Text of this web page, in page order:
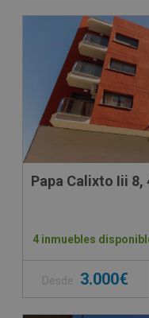
OBRA NUEVA
Papa Calixto Iii 8,
4 inmuebles
Desde 3.000€